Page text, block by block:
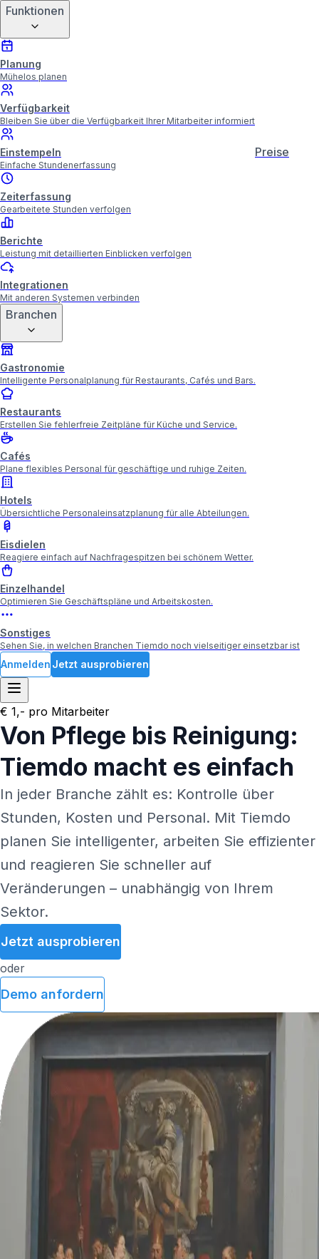
Funktionen
Planung
Mühelos planen
Verfügbarkeit
Bleiben Sie über die Verfügbarkeit Ihrer Mitarbeiter informiert
Einstempeln
Einfache Stundenerfassung
Zeiterfassung
Gearbeitete Stunden verfolgen
Berichte
Leistung mit detaillierten Einblicken verfolgen
Integrationen
Mit anderen Systemen verbinden
Preise
Branchen
Gastronomie
Intelligente Personalplanung für Restaurants, Cafés und Bars.
Restaurants
Erstellen Sie fehlerfreie Zeitpläne für Küche und Service.
Cafés
Plane flexibles Personal für geschäftige und ruhige Zeiten.
Hotels
Übersichtliche Personaleinsatzplanung für alle Abteilungen.
Eisdielen
Reagiere einfach auf Nachfragespitzen bei schönem Wetter.
Einzelhandel
Optimieren Sie Geschäftspläne und Arbeitskosten.
Sonstiges
Sehen Sie, in welchen Branchen Tiemdo noch vielseitiger einsetzbar ist
Anmelden Jetzt ausprobieren
€ 1,- pro Mitarbeiter
Von Pflege bis Reinigung:
Tiemdo macht es einfach
In jeder Branche zählt es: Kontrolle über
Stunden, Kosten und Personal. Mit Tiemdo
planen Sie intelligenter, arbeiten Sie effizienter
und reagieren Sie schneller auf
Veränderungen – unabhängig von Ihrem
Sektor.
Jetzt ausprobieren
oder
Demo anfordern